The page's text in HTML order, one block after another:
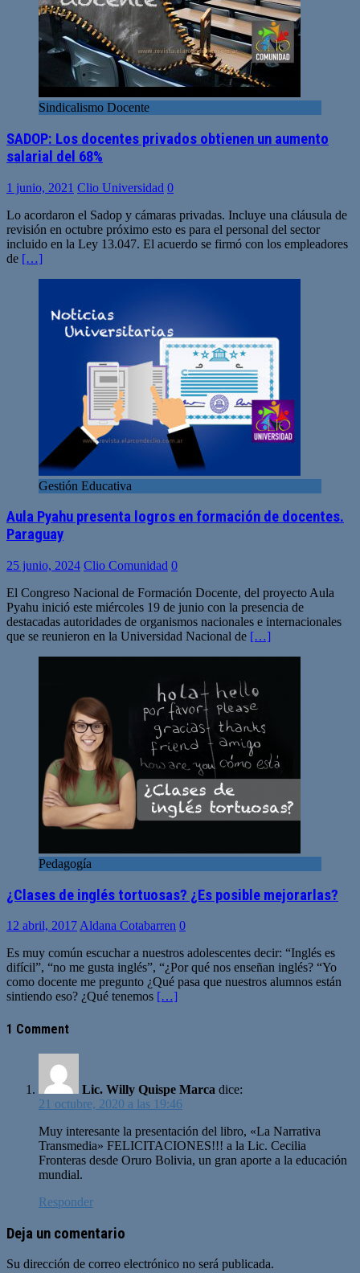
Sindicalismo Docente
SADOP: Los docentes privados obtienen un aumento
salarial del 68%
1 junio, 2021 Clio Universidad 0
Lo acordaron el Sadop y cámaras privadas. Incluye una cláusula de
revisión en octubre próximo esto es para el personal del sector
incluido en la Ley 13.047. El acuerdo se firmó con los empleadores
de […]
Gestión Educativa
Aula Pyahu presenta logros en formación de docentes.
Paraguay
25 junio, 2024 Clio Comunidad 0
El Congreso Nacional de Formación Docente, del proyecto Aula
Pyahu inició este miércoles 19 de junio con la presencia de
destacadas autoridades de organismos nacionales e internacionales
que se reunieron en la Universidad Nacional de […]
Pedagogía
¿Clases de inglés tortuosas? ¿Es posible mejorarlas?
12 abril, 2017Aldana Cotabarren 0
Es muy común escuchar a nuestros adolescentes decir: “Inglés es
difícil”, “no me gusta inglés”, “¿Por qué nos enseñan inglés? “Yo
como docente me pregunto ¿Qué pasa que nuestros alumnos están
sintiendo eso? ¿Qué tenemos […]
1 Comment
Lic. Willy Quispe Marca dice:
21 octubre, 2020 a las 19:46
Muy interesante la presentación del libro, «La Narrativa
Transmedia» FELICITACIONES!!! a la Lic. Cecilia
Fronteras desde Oruro Bolivia, un gran aporte a la educación
mundial.
Responder
Deja un comentario
Su dirección de correo electrónico no será publicada.